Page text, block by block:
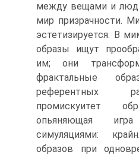
между вещами и
мир призрачности.
эстетизируется. В
образы ищут
им; они
фрактальные
референтных
промискуитет
опьяняющая
симуляциями:
образов при